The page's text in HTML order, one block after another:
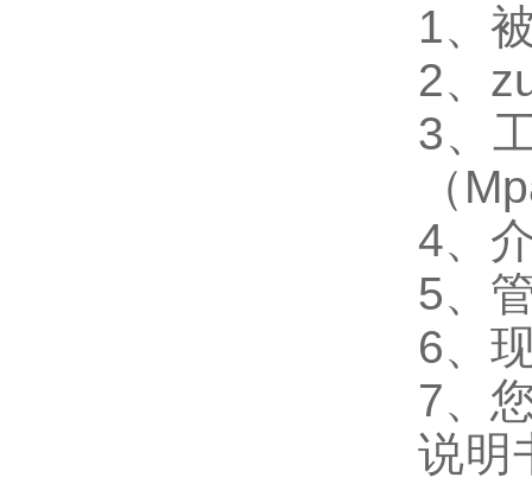
1、
2、
3、
（
4、
5、
6、
7、
说明